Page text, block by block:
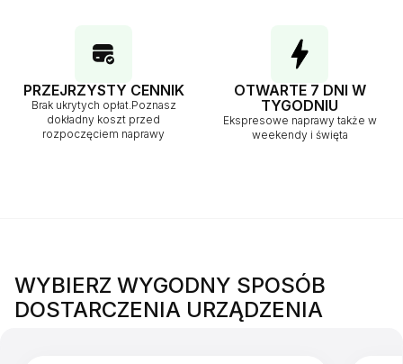
PRZEJRZYSTY CENNIK
Brak ukrytych opłat.Poznasz
dokładny koszt przed
rozpoczęciem naprawy
OTWARTE 7 DNI W
TYGODNIU
Ekspresowe naprawy także w
weekendy i święta
WYBIERZ WYGODNY SPOSÓB
DOSTARCZENIA URZĄDZENIA